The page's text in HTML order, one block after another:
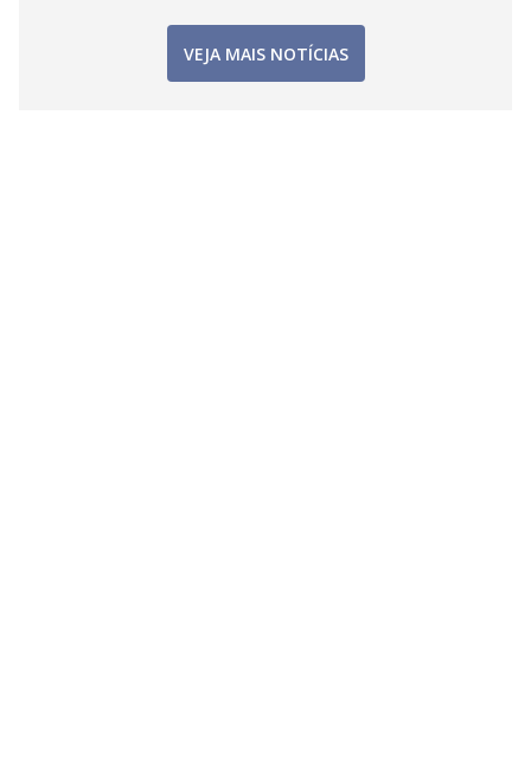
VEJA MAIS NOTÍCIAS